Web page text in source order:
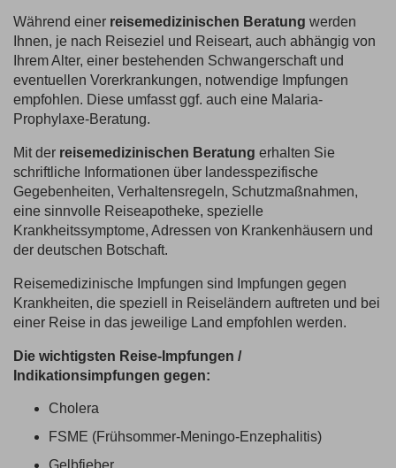
Während einer reisemedizinischen Beratung werden
Ihnen, je nach Reiseziel und Reiseart, auch abhängig von
Ihrem Alter, einer bestehenden Schwangerschaft und
eventuellen Vorerkrankungen, notwendige Impfungen
empfohlen. Diese umfasst ggf. auch eine Malaria-
Prophylaxe-Beratung.
Mit der reisemedizinischen Beratung erhalten Sie
schriftliche Informationen über landesspezifische
Gegebenheiten, Verhaltensregeln, Schutzmaßnahmen,
eine sinnvolle Reiseapotheke, spezielle
Krankheitssymptome, Adressen von Krankenhäusern und
der deutschen Botschaft.
Reisemedizinische Impfungen sind Impfungen gegen
Krankheiten, die speziell in Reiseländern auftreten und bei
einer Reise in das jeweilige Land empfohlen werden.
Die wichtigsten Reise-Impfungen /
Indikationsimpfungen gegen:
Cholera
FSME (Frühsommer-Meningo-Enzephalitis)